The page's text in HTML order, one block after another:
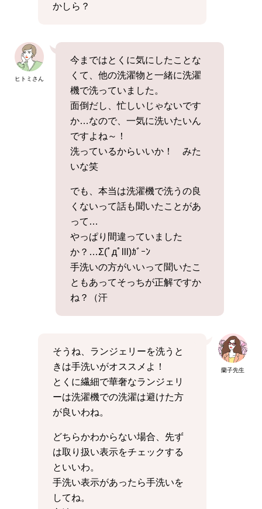
かしら？
ヒトミさん
今まではとくに気にしたことな
くて、他の洗濯物と一緒に洗濯
機で洗っていました。
面倒だし、忙しいじゃないです
か…なので、一気に洗いたいん
ですよね～！
洗っているからいいか！ みた
いな笑
でも、本当は洗濯機で洗うの良
くないって話も聞いたことがあ
って…
やっぱり間違っていました
か？…Σ(ﾟдﾟlll)ｶﾞｰﾝ
手洗いの方がいいって聞いたこ
ともあってそっちが正解ですか
ね？（汗
蘭子先生
そうね、ランジェリーを洗うと
きは手洗いがオススメよ！
とくに繊細で華奢なランジェリ
ーは洗濯機での洗濯は避けた方
が良いわね。
どちらかわからない場合、先ず
は取り扱い表示をチェックする
といいわ。
手洗い表示があったら手洗いを
してね。